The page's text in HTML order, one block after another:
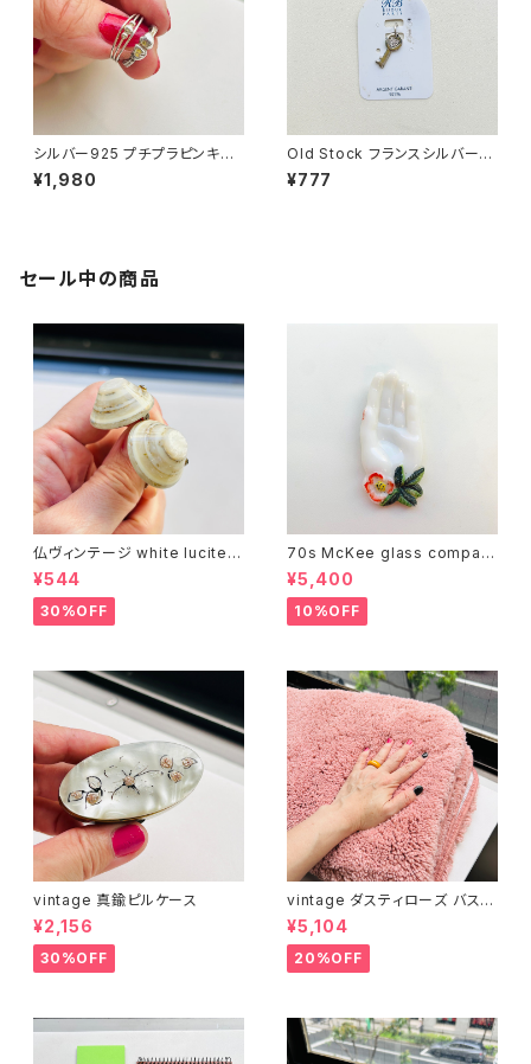
シルバー925 プチプラピンキー
リング（バラ売り）
¥1,980
Old Stock フランスシルバー9
25 ミニKeyチャーム
¥777
セール中の商品
仏ヴィンテージ white lucite c
onfetti 山型イヤリング
¥544
30%OFF
70s McKee glass compan
y ハンドペイントハンド小皿
（赤）
¥5,400
10%OFF
vintage 真鍮ピルケース
¥2,156
30%OFF
vintage ダスティローズ バスマ
ット
¥5,104
20%OFF